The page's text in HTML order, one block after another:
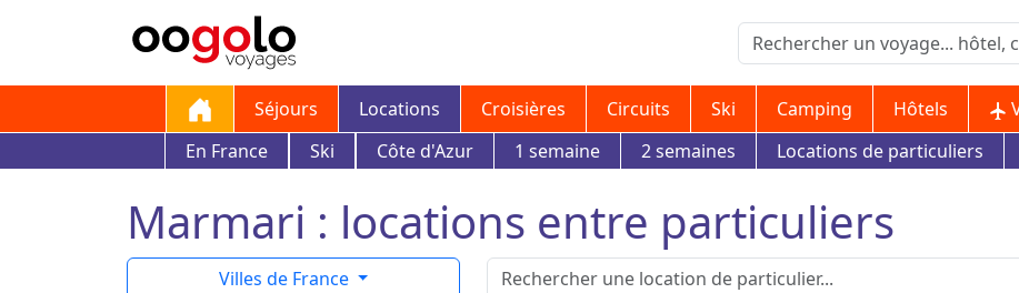
Séjours Locations Croisières Circuits Ski Camping Hôtels
En France
Ski Côte d'Azur 1 semaine 2 semaines Locations de particuliers
Marmari : locations entre particuliers
Villes de France